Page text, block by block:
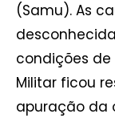
(Samu). As
condições de
Militar ficou
apuração da